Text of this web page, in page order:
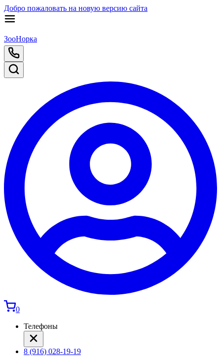
Добро пожаловать на новую версию сайта
ЗооНорка
0
Телефоны
8 (916) 028-19-19